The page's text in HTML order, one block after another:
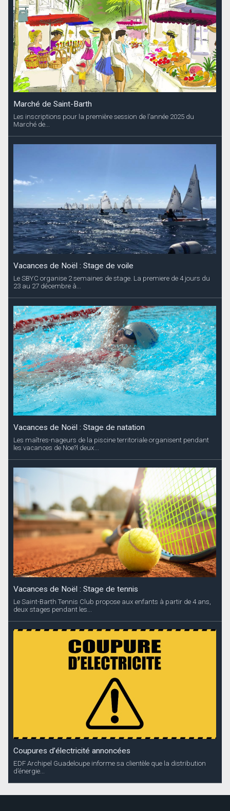
Marché de Saint-Barth
Les inscriptions pour la première session de l’année 2025 du
Marché de...
Vacances de Noël : Stage de voile
Le SBYC organise 2 semaines de stage. La premiere de 4 jours du
23 au 27 décembre à...
Vacances de Noël : Stage de natation
Les maîtres-nageurs de la piscine territoriale organisent pendant
les vacances de Noe?l deux...
Vacances de Noël : Stage de tennis
Le Saint-Barth Tennis Club propose aux enfants à partir de 4 ans,
deux stages pendant les...
Coupures d’électricité annoncées
EDF Archipel Guadeloupe informe sa clientèle que la distribution
d’énergie...